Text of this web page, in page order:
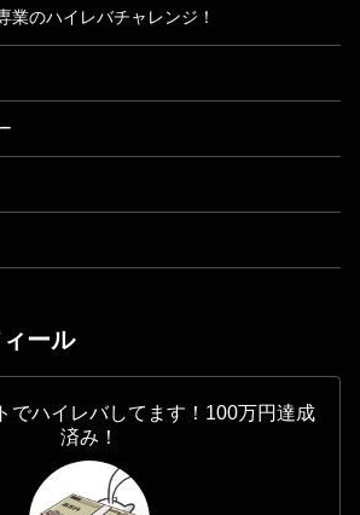
業のハイレバチャレンジ！
ール
でハイレバしてます！100万円達成
済み！